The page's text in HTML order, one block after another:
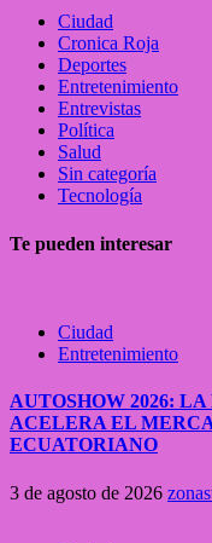
Ciudad
Cronica Roja
Deportes
Entretenimiento
Entrevistas
Política
Salud
Sin categoría
Tecnología
Te pueden interesar
Ciudad
Entretenimiento
AUTOSHOW 2026:
ACELERA EL
ECUATORIANO
3 de agosto de 2026